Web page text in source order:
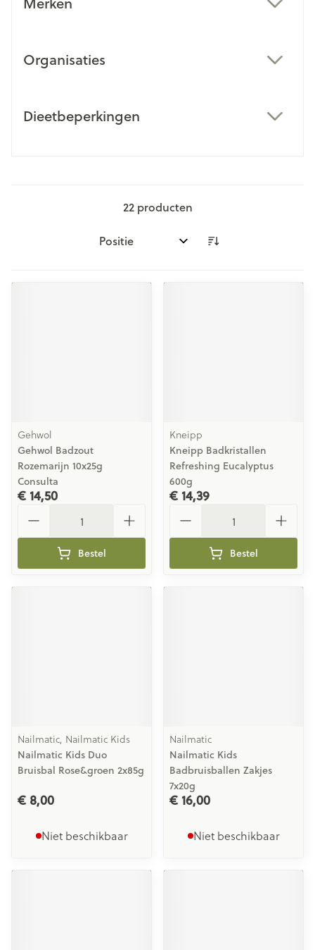
Organisaties
Dieetbeperkingen
22producten
Sorteer op:
Gehwol
Gehwol Badzout
Rozemarijn 10x25g
Consulta
€ 14,50
Bestel
Kneipp
Kneipp Badkristallen
Refreshing Eucalyptus
600g
€ 14,39
Bestel
Nailmatic, Nailmatic Kids
Nailmatic Kids Duo
Bruisbal Rose&groen 2x85g
€ 8,00
Niet beschikbaar
Nailmatic
Nailmatic Kids
Badbruisballen Zakjes
7x20g
€ 16,00
Niet beschikbaar